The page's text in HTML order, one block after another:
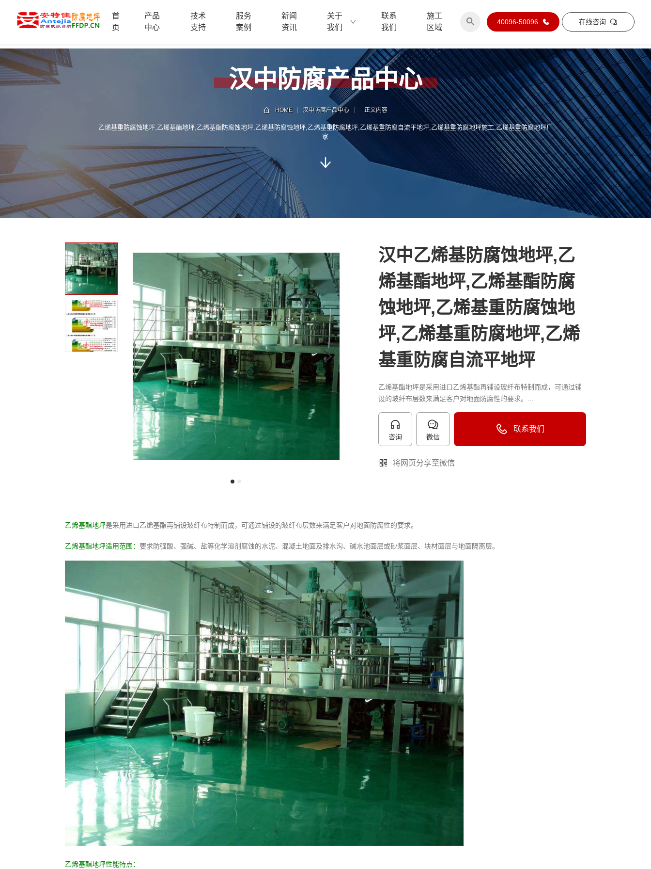
首
页
产品
中心
技术
支持
服务
案例
新闻
资讯
关于
我们
联系
我们
施工
区域
40096-50096 在线咨询
品
中
心
技
术
资
区
联
系
我
电
话
咨
汉中防腐产品中心
HOME 汉中防腐产品中心 正文内容
乙烯基重防腐蚀地坪,乙烯基酯地坪,乙烯基酯防腐蚀地坪,乙烯基防腐蚀地坪,乙烯基重防腐地坪,乙烯基重防腐自流平地坪,乙烯基重防腐地坪施工,乙烯基重防腐地坪厂
家
汉中乙烯基防腐蚀地坪,乙
烯基酯地坪,乙烯基酯防腐
蚀地坪,乙烯基重防腐蚀地
坪,乙烯基重防腐地坪,乙烯
基重防腐自流平地坪
乙烯基酯地坪是采用进口乙烯基酯再铺设玻纤布特制而成，可通过铺
设的玻纤布层数来满足客户对地面防腐性的要求。...
咨询 微信
联系我们
将网页分享至微信
乙烯基酯地坪是采用进口乙烯基酯再铺设玻纤布特制而成，可通过铺设的玻纤布层数来满足客户对地面防腐性的要求。
乙烯基酯地坪适用范围：要求防强酸、强碱、盐等化学溶剂腐蚀的水泥、混凝土地面及排水沟、碱水池面层或砂浆面层、块材面层与地面隔离层。
乙烯基酯地坪性能特点：